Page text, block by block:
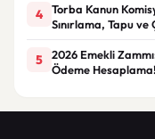
4
Torba Kanun
Sınırlama, Tapu
5
2026 Emekli
Ödeme Hesaplama!